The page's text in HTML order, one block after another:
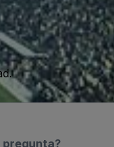
pregunta?